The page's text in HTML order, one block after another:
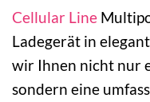
Cellular Line
Ladegerät in
wir Ihnen nicht nur
sondern eine